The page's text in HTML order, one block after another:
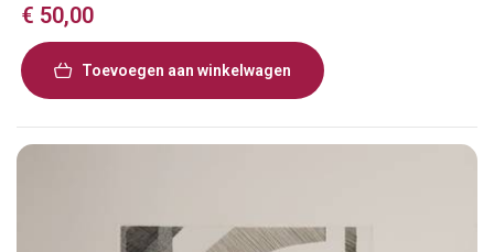
€ 50,00
Toevoegen aan winkelwagen